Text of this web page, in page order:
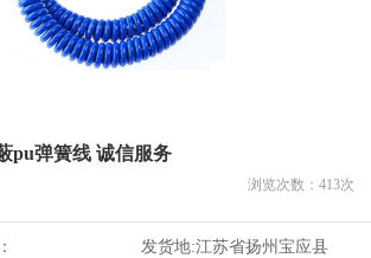
pu弹簧线 诚信服务
浏览次数： 413次
发货地:江苏省扬州宝应县